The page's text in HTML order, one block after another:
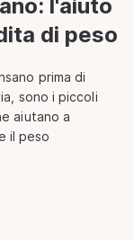
l'aiuto
di peso
prima di
sono i piccoli
aiutano a
il peso